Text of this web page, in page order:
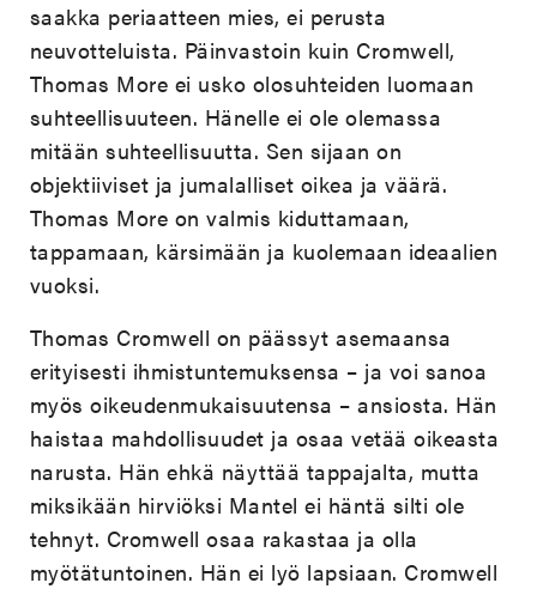
saakka periaatteen mies, ei perusta
neuvotteluista. Päinvastoin kuin Cromwell,
Thomas More ei usko olosuhteiden luomaan
suhteellisuuteen. Hänelle ei ole olemassa
mitään suhteellisuutta. Sen sijaan on
objektiiviset ja jumalalliset oikea ja väärä.
Thomas More on valmis kiduttamaan,
tappamaan, kärsimään ja kuolemaan ideaalien
vuoksi.
Thomas Cromwell on päässyt asemaansa
erityisesti ihmistuntemuksensa – ja voi sanoa
myös oikeudenmukaisuutensa – ansiosta. Hän
haistaa mahdollisuudet ja osaa vetää oikeasta
narusta. Hän ehkä näyttää tappajalta, mutta
miksikään hirviöksi Mantel ei häntä silti ole
tehnyt. Cromwell osaa rakastaa ja olla
myötätuntoinen. Hän ei lyö lapsiaan. Cromwell